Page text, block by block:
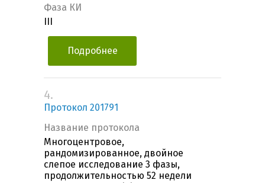
Фаза КИ
Подробнее
4.
Протокол 201791
Название протокола
Многоцентровое,
рандомизированное, двойное
слепое исследование 3 фазы,
продолжительностью 52 недели